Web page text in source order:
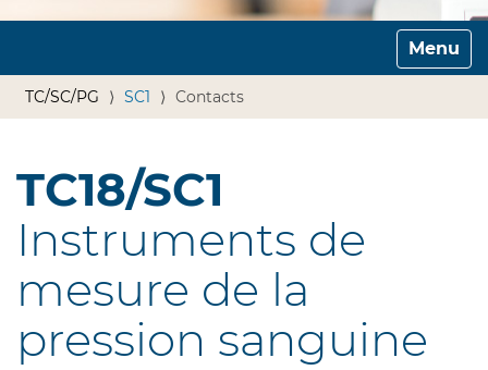
Toggle
TC/SC/PG SC1 Contacts
TC18/SC1
Instruments de
mesure de la
pression sanguine